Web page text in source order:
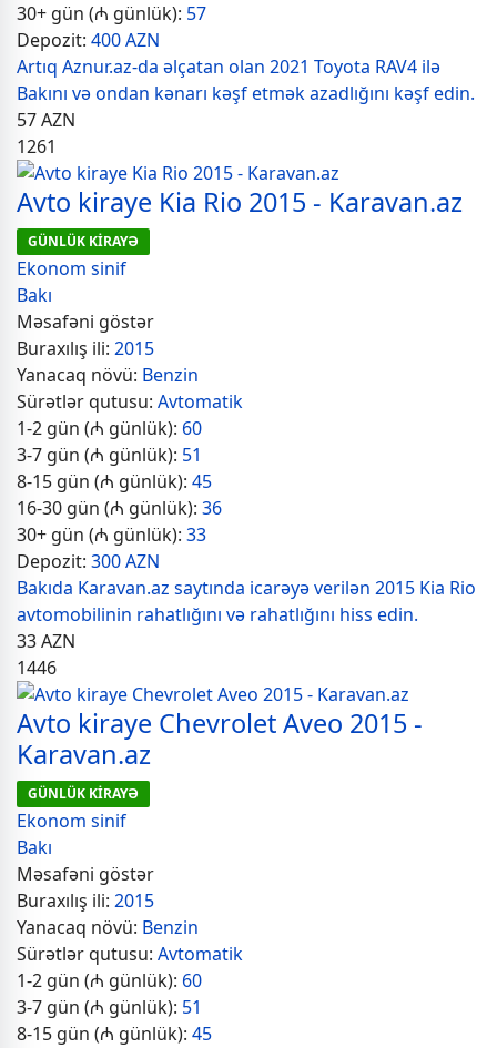
30+ gün (₼ günlük): 57
Depozit: 400 AZN
Artıq Aznur.az-da əlçatan olan 2021 Toyota RAV4 ilə
Bakını və ondan kənarı kəşf etmək azadlığını kəşf edin.
57AZN
1261
Avto kiraye Kia Rio 2015 - Karavan.az
GÜNLÜK KİRAYƏ
Ekonom sinif
Bakı
Məsafəni göstər
Buraxılış ili: 2015
Yanacaq növü: Benzin
Sürətlər qutusu: Avtomatik
1-2 gün (₼ günlük): 60
3-7 gün (₼ günlük): 51
8-15 gün (₼ günlük): 45
16-30 gün (₼ günlük): 36
30+ gün (₼ günlük): 33
Depozit: 300 AZN
Bakıda Karavan.az saytında icarəyə verilən 2015 Kia Rio
avtomobilinin rahatlığını və rahatlığını hiss edin.
33AZN
1446
Avto kiraye Chevrolet Aveo 2015 -
Karavan.az
GÜNLÜK KİRAYƏ
Ekonom sinif
Bakı
Məsafəni göstər
Buraxılış ili: 2015
Yanacaq növü: Benzin
Sürətlər qutusu: Avtomatik
1-2 gün (₼ günlük): 60
3-7 gün (₼ günlük): 51
8-15 gün (₼ günlük): 45